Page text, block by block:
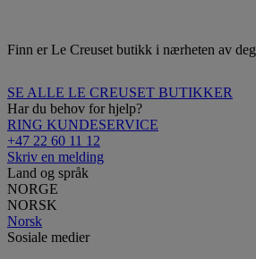
Finn er Le Creuset butikk i nærheten av deg
SE ALLE LE CREUSET BUTIKKER
Har du behov for hjelp?
RING KUNDESERVICE
+47 22 60 11 12
Skriv en melding
Land og språk
NORGE
NORSK
Norsk
Sosiale medier